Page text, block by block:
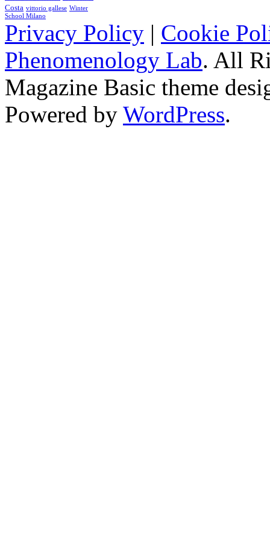
Costa vittorio gallese Winter
School Milano
Privacy Policy | Cookie
Phenomenology Lab. All
Magazine Basic theme
Powered by WordPress.